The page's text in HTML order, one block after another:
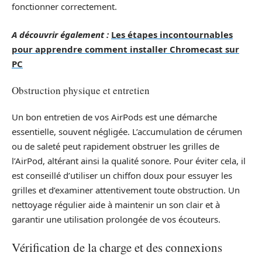
fonctionner correctement.
A découvrir également : Les étapes incontournables
pour apprendre comment installer Chromecast sur
PC
Obstruction physique et entretien
Un bon entretien de vos AirPods est une démarche
essentielle, souvent négligée. L’accumulation de cérumen
ou de saleté peut rapidement obstruer les grilles de
l’AirPod, altérant ainsi la qualité sonore. Pour éviter cela, il
est conseillé d’utiliser un chiffon doux pour essuyer les
grilles et d’examiner attentivement toute obstruction. Un
nettoyage régulier aide à maintenir un son clair et à
garantir une utilisation prolongée de vos écouteurs.
Vérification de la charge et des connexions